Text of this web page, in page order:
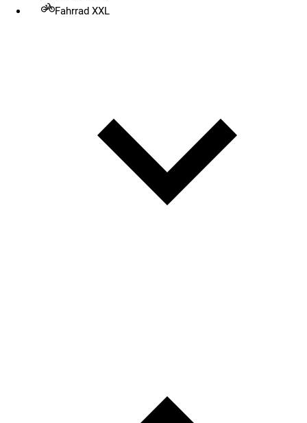
Fahrrad XXL